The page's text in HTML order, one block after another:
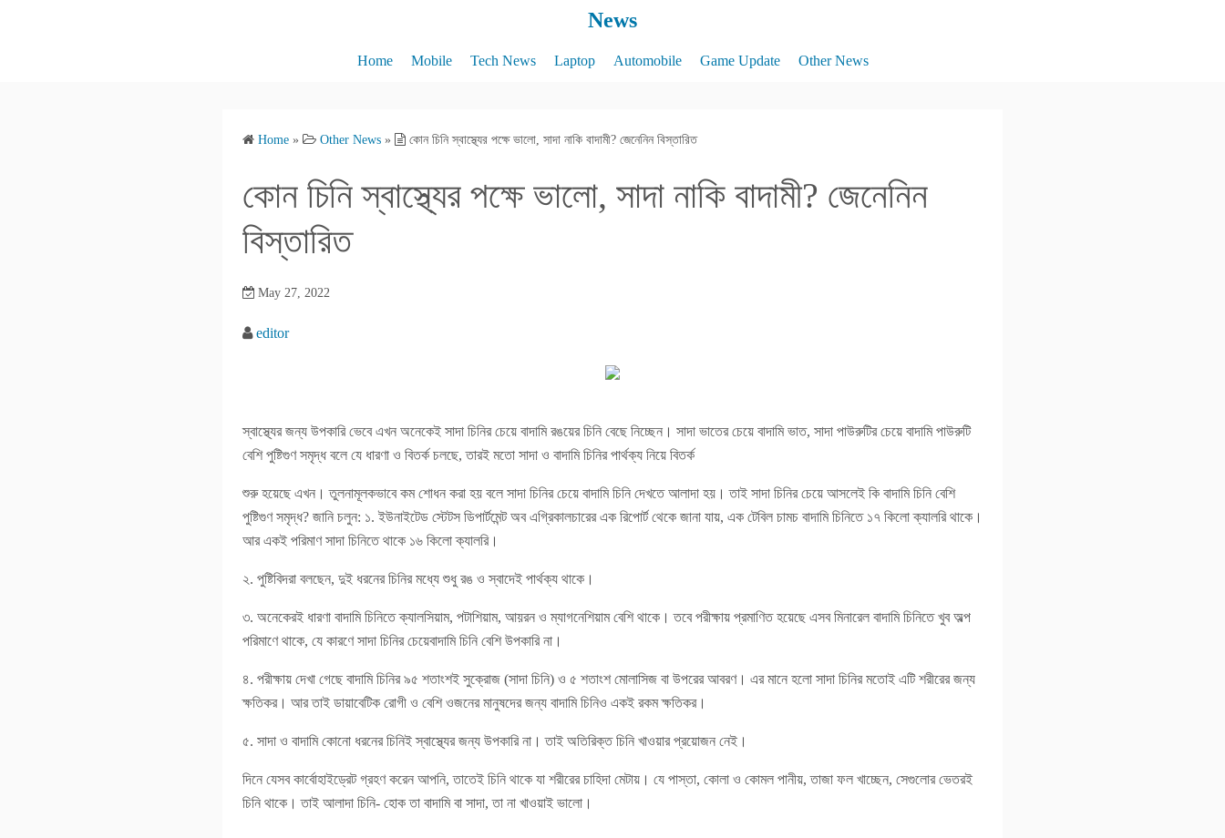
News
Home Mobile Tech News Laptop Automobile Game Update Other News
Home » Other News » কোন চিনি স্বাস্থ্যের পক্ষে ভালো, সাদা নাকি বাদামী? জেনেনিন বিস্তারিত
কোন চিনি স্বাস্থ্যের পক্ষে ভালো, সাদা নাকি বাদামী? জেনেনিন
বিস্তারিত
May 27, 2022
editor
স্বাস্থ্যের জন্য উপকারি ভেবে এখন অনেকেই সাদা চিনির চেয়ে বাদামি রঙয়ের চিনি বেছে নিচ্ছেন। সাদা ভাতের চেয়ে বাদামি ভাত, সাদা পাউরুটির চেয়ে বাদামি পাউরুটি
বেশি পুষ্টিগুণ সমৃদ্ধ বলে যে ধারণা ও বিতর্ক চলছে, তারই মতো সাদা ও বাদামি চিনির পার্থক্য নিয়ে বিতর্ক
শুরু হয়েছে এখন। তুলনামূলকভাবে কম শোধন করা হয় বলে সাদা চিনির চেয়ে বাদামি চিনি দেখতে আলাদা হয়। তাই সাদা চিনির চেয়ে আসলেই কি বাদামি চিনি বেশি
পুষ্টিগুণ সমৃদ্ধ? জানি চলুন: ১. ইউনাইটেড স্টেটস ডিপার্টমেন্ট অব এগ্রিকালচারের এক রিপোর্ট থেকে জানা যায়, এক টেবিল চামচ বাদামি চিনিতে ১৭ কিলো ক্যালরি থাকে।
আর একই পরিমাণ সাদা চিনিতে থাকে ১৬ কিলো ক্যালরি।
২. পুষ্টিবিদরা বলছেন, দুই ধরনের চিনির মধ্যে শুধু রঙ ও স্বাদেই পার্থক্য থাকে।
৩. অনেকেরই ধারণা বাদামি চিনিতে ক্যালসিয়াম, পটাশিয়াম, আয়রন ও ম্যাগনেশিয়াম বেশি থাকে। তবে পরীক্ষায় প্রমাণিত হয়েছে এসব মিনারেল বাদামি চিনিতে খুব অল্প
পরিমাণে থাকে, যে কারণে সাদা চিনির চেয়েবাদামি চিনি বেশি উপকারি না।
৪. পরীক্ষায় দেখা গেছে বাদামি চিনির ৯৫ শতাংশই সুক্রোজ (সাদা চিনি) ও ৫ শতাংশ মোলাসিজ বা উপরের আবরণ। এর মানে হলো সাদা চিনির মতোই এটি শরীরের জন্য
ক্ষতিকর। আর তাই ডায়াবেটিক রোগী ও বেশি ওজনের মানুষদের জন্য বাদামি চিনিও একই রকম ক্ষতিকর।
৫. সাদা ও বাদামি কোনো ধরনের চিনিই স্বাস্থ্যের জন্য উপকারি না। তাই অতিরিক্ত চিনি খাওয়ার প্রয়োজন নেই।
দিনে যেসব কার্বোহাইড্রেট গ্রহণ করেন আপনি, তাতেই চিনি থাকে যা শরীরের চাহিদা মেটায়। যে পাস্তা, কোলা ও কোমল পানীয়, তাজা ফল খাচ্ছেন, সেগুলোর ভেতরই
চিনি থাকে। তাই আলাদা চিনি- হোক তা বাদামি বা সাদা, তা না খাওয়াই ভালো।